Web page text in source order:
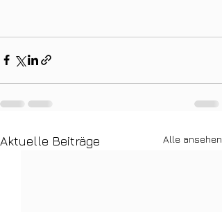
Aktuelle Beiträge Alle ansehen